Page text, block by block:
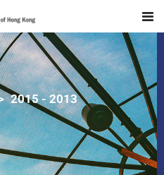
2015 - 2013